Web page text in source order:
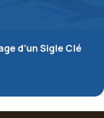
d’un Sigle Clé